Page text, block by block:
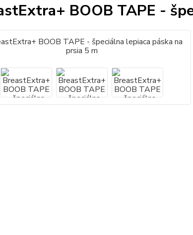
BOOB TAPE -